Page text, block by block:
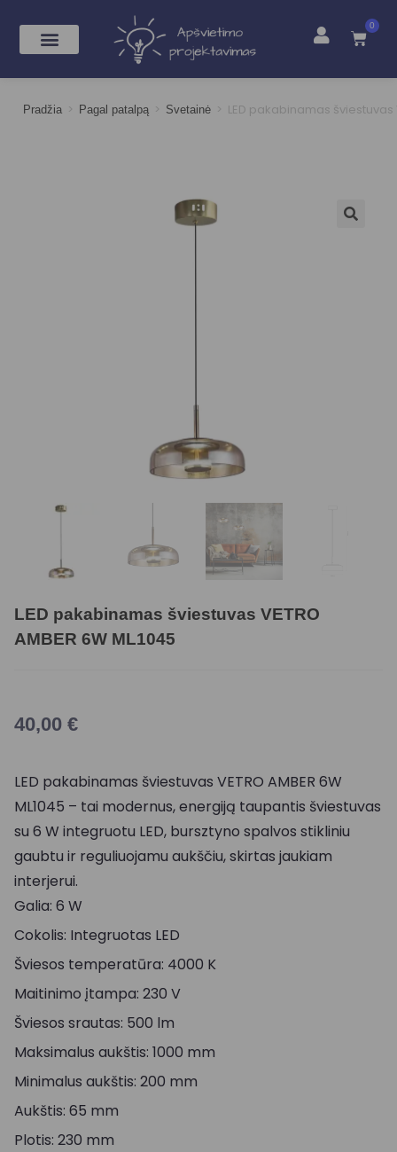
0
Pradžia > Pagal patalpą > Svetainė > LED pakabinamas šviestuvas
LED pakabinamas šviestuvas VETRO
AMBER 6W ML1045
40,00 €
LED pakabinamas šviestuvas VETRO AMBER 6W
ML1045 – tai modernus, energiją taupantis šviestuvas
su 6 W integruotu LED, bursztyno spalvos stikliniu
gaubtu ir reguliuojamu aukščiu, skirtas jaukiam
interjerui.
Galia: 6 W
Cokolis: Integruotas LED
Šviesos temperatūra: 4000 K
Maitinimo įtampa: 230 V
Šviesos srautas: 500 lm
Maksimalus aukštis: 1000 mm
Minimalus aukštis: 200 mm
Aukštis: 65 mm
Plotis: 230 mm